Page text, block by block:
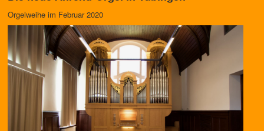
Orgelweihe im Februar 2020